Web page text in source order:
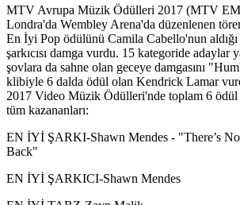
MTV Avrupa Müzik Ödülleri 2017 (MTV
Londra'da Wembley Arena'da düzenlenen
En İyi Pop ödülünü Camila Cabello'nun
şarkıcısı damga vurdu. 15 kategoride adaylar
şovlara da sahne olan geceye damgasını
klibiyle 6 dalda ödül olan Kendrick Lamar
2017 Video Müzik Ödülleri'nde toplam 6 ödül
tüm kazananları:
EN İYİ ŞARKI-Shawn Mendes - "There’s
Back"
EN İYİ ŞARKICI-Shawn Mendes